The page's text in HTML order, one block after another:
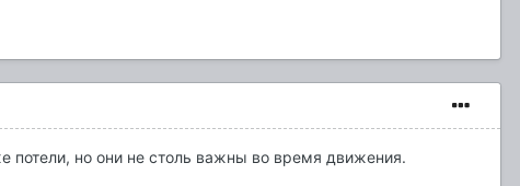
потели, но они не столь важны во время движения.